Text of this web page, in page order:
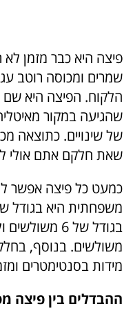
פיצה היא כבר מזמן
שמרים ומכוסה רוטב
הלקוח. הפיצה היא שם
שהגיעה במקור
של שינויים. כתוצאה
שאת חלקם אתם אולי
כמעט כל פיצה אפשר
בגודל של 6 משולשים ולבסוף
משולשים. בנוסף,
מידות בסנטימטרים
ההבדלים בין פיצה